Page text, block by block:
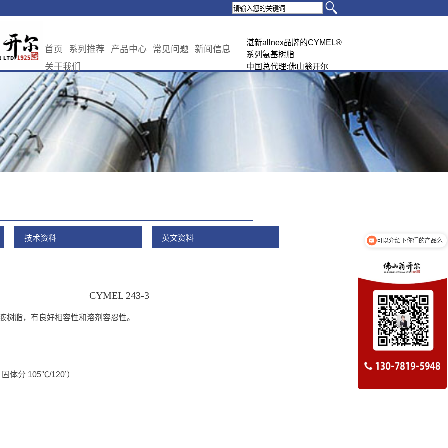
首页 系列推荐 产品中心 常见问题
新闻信息
关于我们
湛新allnex品牌的CYMEL®
系列氨基树脂
中国总代理:佛山翁开尔
技术资料 英文资料
CYMEL 243-3
树脂，有良好相容性和溶剂容忍性。
体分 105℃/120’）
可以介绍下你们的产品么